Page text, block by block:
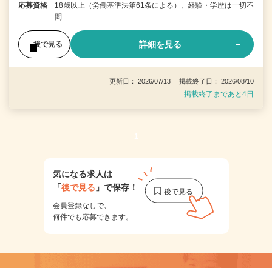
応募資格
18歳以上（労働基準法第61条による）、経験・学歴は一切不
問
後で見る 詳細を見る
更新日： 2026/07/13 掲載終了日： 2026/08/10
掲載終了まであと4日
1
気になる求人は
「後で見る 」で保存！
会員登録なしで、
何件でも応募できます。